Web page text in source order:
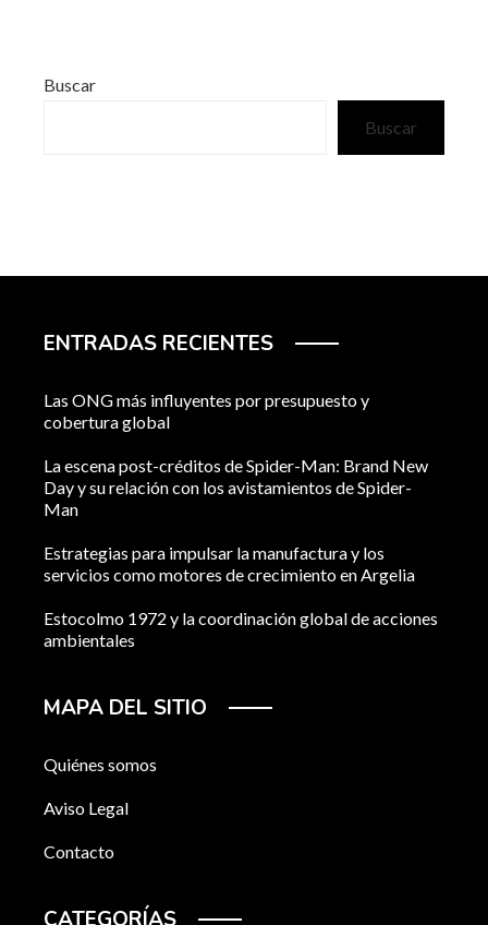
Buscar
Buscar
ENTRADAS RECIENTES
Las ONG más influyentes por presupuesto y
cobertura global
La escena post-créditos de Spider-Man: Brand New
Day y su relación con los avistamientos de Spider-
Man
Estrategias para impulsar la manufactura y los
servicios como motores de crecimiento en Argelia
Estocolmo 1972 y la coordinación global de acciones
ambientales
MAPA DEL SITIO
Quiénes somos
Aviso Legal
Contacto